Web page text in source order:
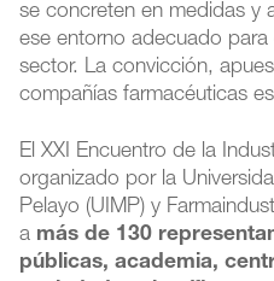
se concreten en medidas y
ese entorno adecuado
sector. La convicción,
compañías farmacéuticas
El XXI Encuentro de la
organizado por la
Pelayo (UIMP) y
a más de 130
públicas, academia,